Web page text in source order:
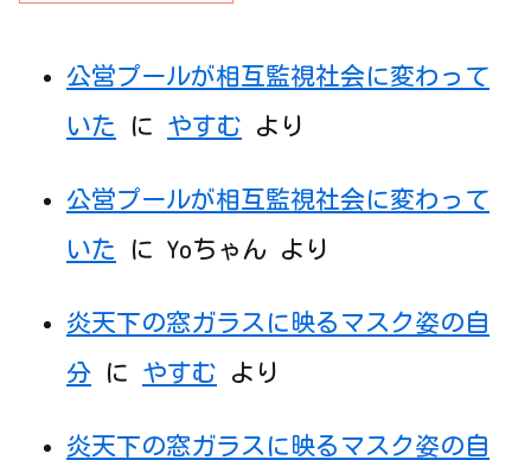
公営プールが相互監視社会に変わって
いた に やすむ より
公営プールが相互監視社会に変わって
いた に Yoちゃん より
炎天下の窓ガラスに映るマスク姿の自
分 に やすむ より
炎天下の窓ガラスに映るマスク姿の自